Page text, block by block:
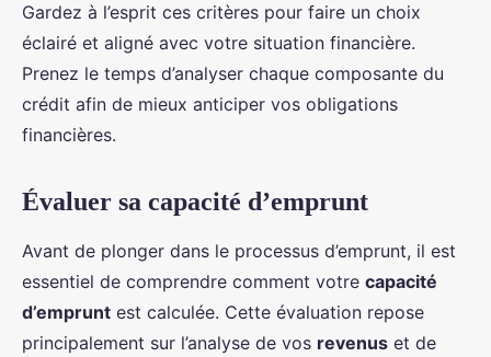
Gardez à l’esprit ces critères pour faire un choix
éclairé et aligné avec votre situation financière.
Prenez le temps d’analyser chaque composante du
crédit afin de mieux anticiper vos obligations
financières.
Évaluer sa capacité d’emprunt
Avant de plonger dans le processus d’emprunt, il est
essentiel de comprendre comment votre capacité
d’emprunt est calculée. Cette évaluation repose
principalement sur l’analyse de vos revenus et de